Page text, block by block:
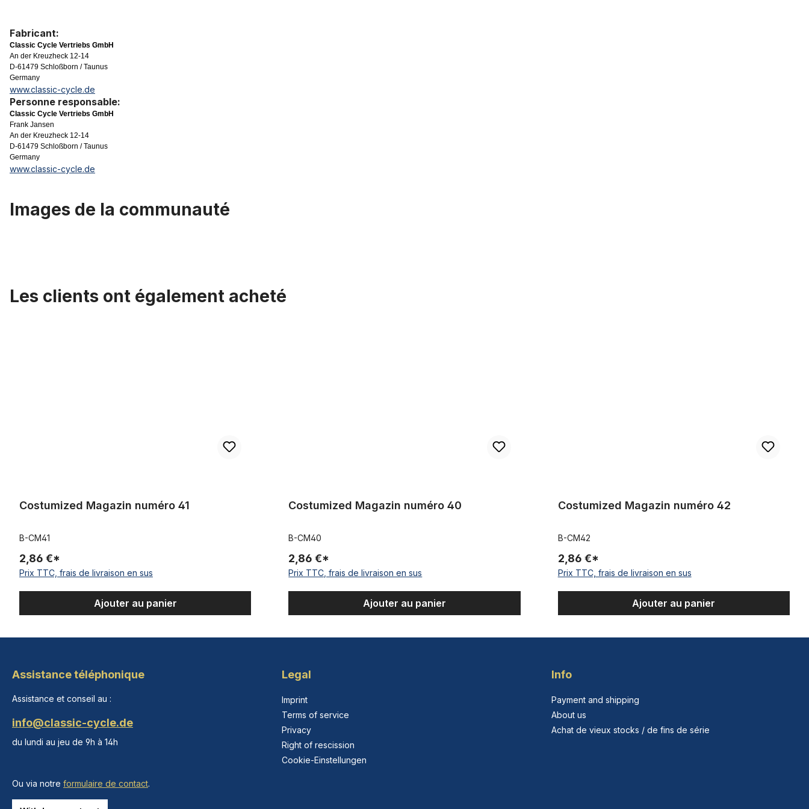
Fabricant:
Classic Cycle Vertriebs GmbH
An der Kreuzheck 12-14
D-61479 Schloßborn / Taunus
Germany
www.classic-cycle.de
Personne responsable:
Classic Cycle Vertriebs GmbH
Frank Jansen
An der Kreuzheck 12-14
D-61479 Schloßborn / Taunus
Germany
www.classic-cycle.de
Images de la communauté
Les clients ont également acheté
Costumized Magazin numéro 41
B-CM41
2,86 €*
Prix TTC, frais de livraison en sus
Ajouter au panier
Costumized Magazin numéro 40
B-CM40
2,86 €*
Prix TTC, frais de livraison en sus
Ajouter au panier
Costumized Magazin numéro 42
B-CM42
2,86 €*
Prix TTC, frais de livraison en sus
Ajouter au panier
Assistance téléphonique
Assistance et conseil au :
info@classic-cycle.de
du lundi au jeu de 9h à 14h
Ou via notre formulaire de contact.
Legal
Imprint
Terms of service
Privacy
Right of rescission
Cookie-Einstellungen
Info
Payment and shipping
About us
Achat de vieux stocks / de fins de série